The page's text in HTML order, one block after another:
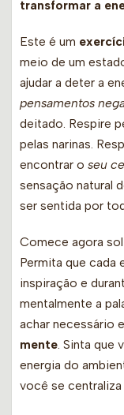
transformar a
Este é um
meio de um
ajudar a deter a
pensamentos
deitado. Respire
pelas narinas.
encontrar o seu
sensação natural
ser sentida por
Comece agora
Permita que cada
inspiração e
mentalmente a
achar necessário e
mente. Sinta que
energia do
você se centraliza